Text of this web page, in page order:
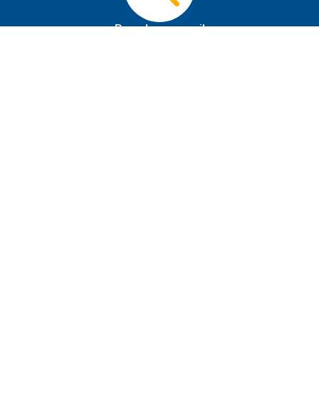
Prendre conseil